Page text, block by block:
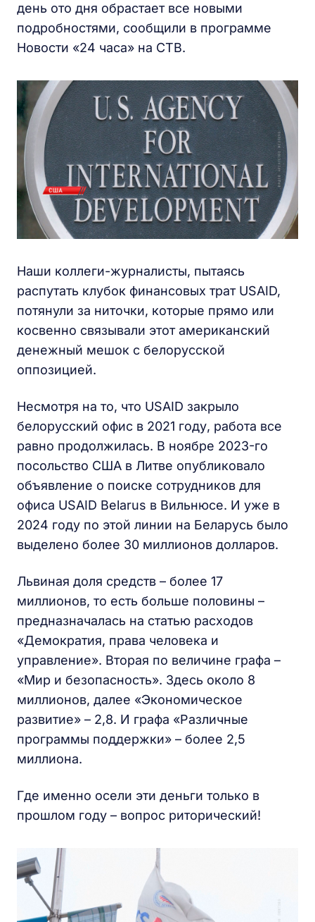
день ото дня обрастает все новыми
подробностями, сообщили в программе
Новости «24 часа» на СТВ.
Наши коллеги-журналисты, пытаясь
распутать клубок финансовых трат USAID,
потянули за ниточки, которые прямо или
косвенно связывали этот американский
денежный мешок с белорусской
оппозицией.
Несмотря на то, что USAID закрыло
белорусский офис в 2021 году, работа все
равно продолжилась. В ноябре 2023-го
посольство США в Литве опубликовало
объявление о поиске сотрудников для
офиса USAID Belarus в Вильнюсе. И уже в
2024 году по этой линии на Беларусь было
выделено более 30 миллионов долларов.
Львиная доля средств – более 17
миллионов, то есть больше половины –
предназначалась на статью расходов
«Демократия, права человека и
управление». Вторая по величине графа –
«Мир и безопасность». Здесь около 8
миллионов, далее «Экономическое
развитие» – 2,8. И графа «Различные
программы поддержки» – более 2,5
миллиона.
Где именно осели эти деньги только в
прошлом году – вопрос риторический!